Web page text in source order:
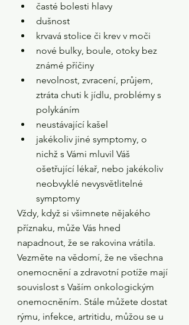
časté bolesti hlavy
dušnost
krvavá stolice či krev v moči
nové bulky, boule, otoky bez
známé příčiny
nevolnost, zvracení, průjem,
ztráta chuti k jídlu, problémy s
polykáním
neustávající kašel
jakékoliv jiné symptomy, o
nichž s Vámi mluvil Váš
ošetřující lékař, nebo jakékoliv
neobvyklé nevysvětlitelné
symptomy
Vždy, když si všimnete nějakého
příznaku, může Vás hned
napadnout, že se rakovina vrátila.
Vezměte na vědomí, že ne všechna
onemocnění a zdravotní potíže mají
souvislost s Vaším onkologickým
onemocněním. Stále můžete dostat
rýmu, infekce, artritidu, můžou se u